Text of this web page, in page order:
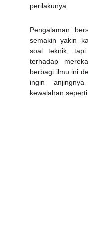
perilakunya.
Pengalaman
semakin yakin
soal teknik,
terhadap
berbagi ilmu ini
ingin
kewalahan